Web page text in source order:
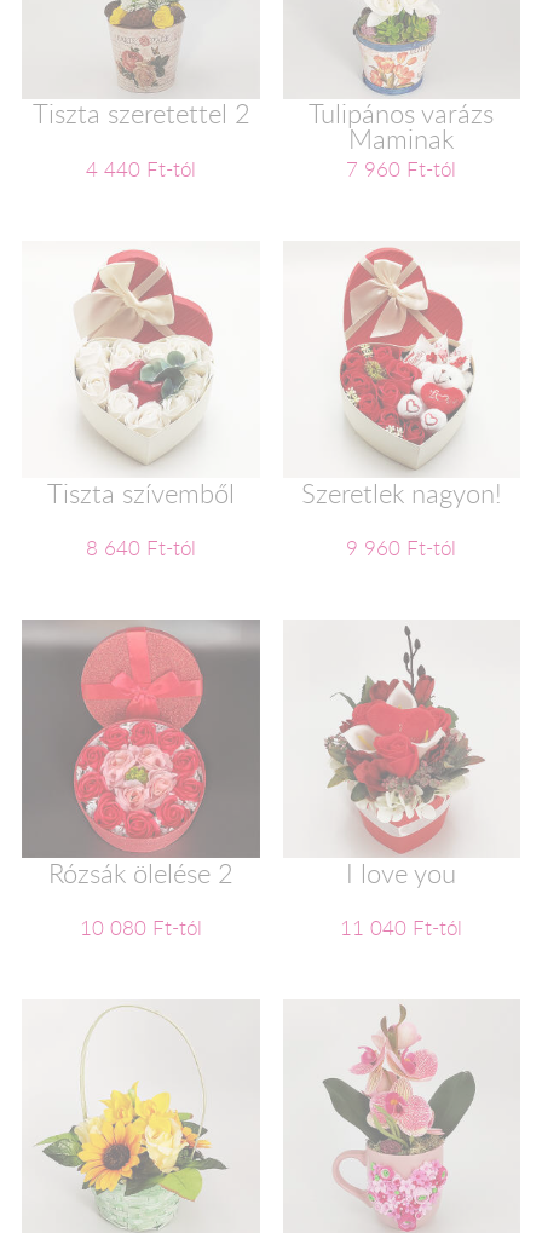
Tiszta szeretettel 2
4 440 Ft-tól
Tulipános varázs
Maminak
7 960 Ft-tól
Tiszta szívemből
8 640 Ft-tól
Szeretlek nagyon!
9 960 Ft-tól
Rózsák ölelése 2
10 080 Ft-tól
I love you
11 040 Ft-tól